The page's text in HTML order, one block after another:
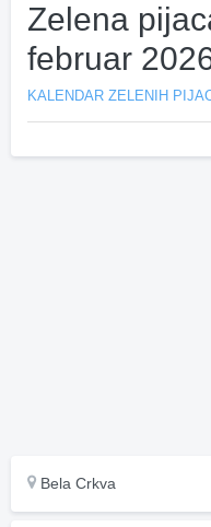
Zelena
februar
KALENDAR ZELENIH
Bela Crkva